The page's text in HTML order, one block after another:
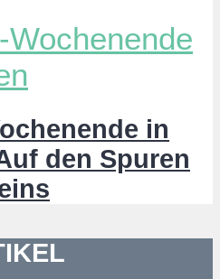
in
den Spuren